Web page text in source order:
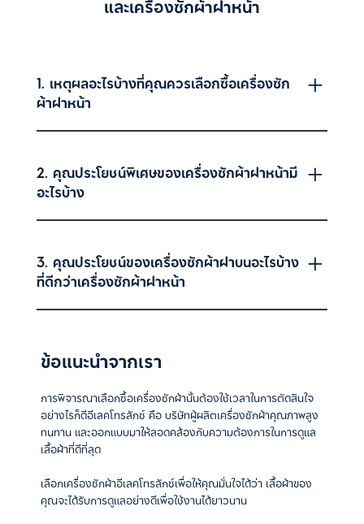
และเครื่องซักผ้าฝาหน้า
1. เหตุผลอะไรบ้างที่คุณควรเลือกซื้อเครื่องซัก
ผ้าฝาหน้า
2. คุณประโยชน์พิเศษของเครื่องซักผ้าฝาหน้ามี
อะไรบ้าง
3. คุณประโยชน์ของเครื่องซักผ้าฝาบนอะไรบ้าง
ที่ดีกว่าเครื่องซักผ้าฝาหน้า
ข้อแนะนำจากเรา
การพิจารณาเลือกซื้อเครื่องซักผ้านั้นต้องใช้เวลาในการตัดสินใจ
อย่างไรก็ดีอีเลคโทรลักซ์ คือ บริษัทผู้ผลิตเครื่องซักผ้าคุณภาพสูง
ทนทาน และออกแบบมาให้สอดคล้องกับความต้องการในการดูแล
เสื้อผ้าที่ดีที่สุด
เลือกเครื่องซักผ้าอีเลคโทรลักซ์เพื่อให้คุณมั่นใจได้ว่า เสื้อผ้าของ
คุณจะได้รับการดูแลอย่างดีเพื่อใช้งานได้ยาวนาน